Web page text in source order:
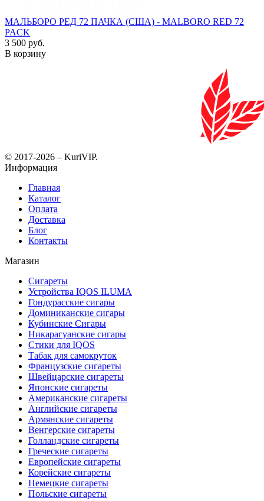
МАЛЬБОРО РЕД 72 ПАЧКА (США) - MALBORO RED 72
PACK
3 500 руб.
В корзину
© 2017-2026 – KuriVIP.
Информация
Главная
Каталог
Оплата
Доставка
Блог
Контакты
Магазин
Сигареты
Устройства IQOS ILUMA
Гондурасские сигары
Доминиканские сигары
Кубинские Сигары
Никарагуанские сигары
Стики для IQOS
Табак для самокруток
Французские сигареты
Швейцарские сигареты
Японские сигареты
Американские сигареты
Английские сигареты
Армянские сигареты
Венгерские сигареты
Голландские сигареты
Греческие сигареты
Европейские сигареты
Корейские сигареты
Немецкие сигареты
Польские сигареты